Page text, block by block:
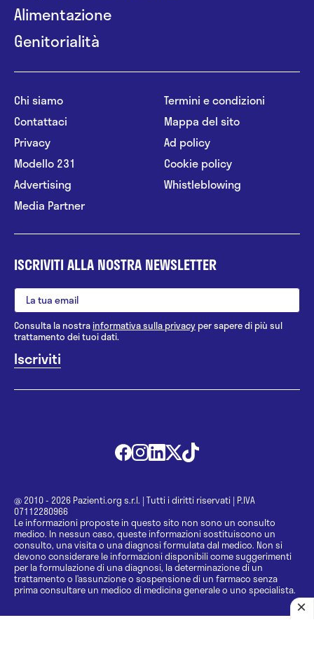
Alimentazione
Genitorialità
Chi siamo
Contattaci
Privacy
Modello 231
Advertising
Media Partner
Termini e condizioni
Mappa del sito
Ad policy
Cookie policy
Whistleblowing
ISCRIVITI ALLA NOSTRA NEWSLETTER
Consulta la nostrainformativa sulla privacy per sapere di più sul
trattamento dei tuoi dati.
@ 2010 - 2026 Pazienti.org s.r.l. | Tutti i diritti riservati | P.IVA
07112280966
Le informazioni proposte in questo sito non sono un consulto
medico. In nessun caso, queste informazioni sostituiscono un
consulto, una visita o una diagnosi formulata dal medico. Non si
devono considerare le informazioni disponibili come suggerimenti
per la formulazione di una diagnosi, la determinazione di un
trattamento o l’assunzione o sospensione di un farmaco senza
prima consultare un medico di medicina generale o uno specialista.